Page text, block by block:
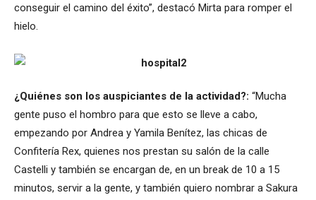
conseguir el camino del éxito”, destacó Mirta para romper el
hielo.
¿Quiénes son los auspiciantes de la actividad?: “Mucha
gente puso el hombro para que esto se lleve a cabo,
empezando por Andrea y Yamila Benítez, las chicas de
Confitería Rex, quienes nos prestan su salón de la calle
Castelli y también se encargan de, en un break de 10 a 15
minutos, servir a la gente, y también quiero nombrar a Sakura